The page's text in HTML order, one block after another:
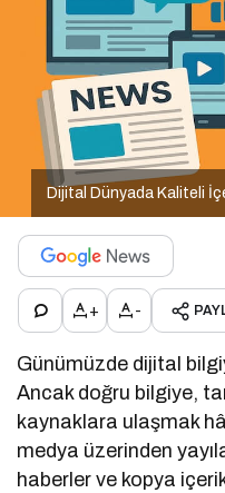
Dijital Dünyada Kaliteli
+ -
Günümüzde dijital
Ancak doğru bilgiye,
kaynaklara ulaşmak
medya üzerinden
haberler ve kopya